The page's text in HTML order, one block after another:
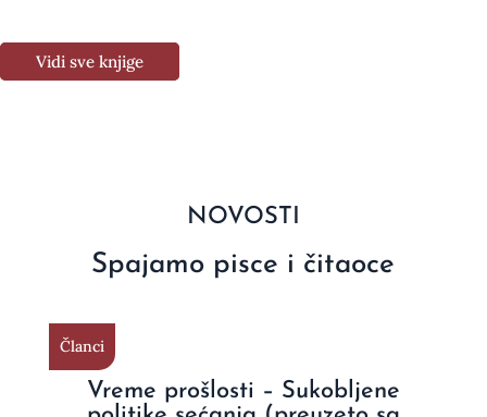
Vidi sve knjige
NOVOSTI
Spajamo pisce i čitaoce
Članci
Vreme prošlosti – Sukobljene